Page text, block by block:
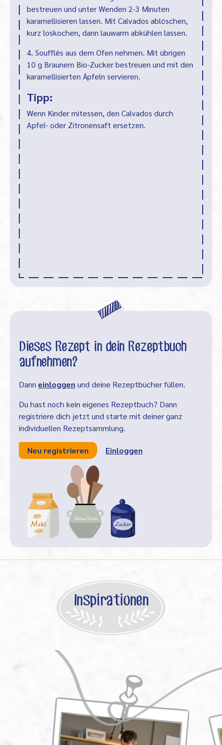
bestreuen und unter Wenden 2-3 Minuten
karamellisieren lassen. Mit Calvados ablöschen,
kurz loskochen, dann lauwarm abkühlen lassen.
4. Soufflés aus dem Ofen nehmen. Mit übrigen
10 g Braunem Bio-Zucker bestreuen und mit den
karamellisierten Äpfeln servieren.
Tipp:
Wenn Kinder mitessen, den Calvados durch
Apfel- oder Zitronensaft ersetzen.
Dieses Rezept in dein Rezeptbuch
aufnehmen?
Dann einloggen und deine Rezeptbücher füllen.
Du hast noch kein eigenes Rezeptbuch? Dann
registriere dich jetzt und starte mit deiner ganz
individuellen Rezeptsammlung.
Neu registrieren Einloggen
Inspirationen